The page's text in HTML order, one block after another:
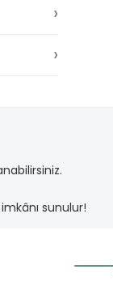
›
›
imkânı sunulur!